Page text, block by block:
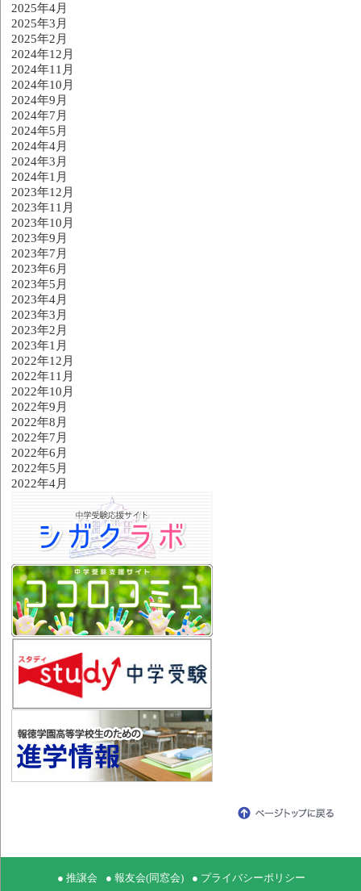
2025年4月
2025年3月
2025年2月
2024年12月
2024年11月
2024年10月
2024年9月
2024年7月
2024年5月
2024年4月
2024年3月
2024年1月
2023年12月
2023年11月
2023年10月
2023年9月
2023年7月
2023年6月
2023年5月
2023年4月
2023年3月
2023年2月
2023年1月
2022年12月
2022年11月
2022年10月
2022年9月
2022年8月
2022年7月
2022年6月
2022年5月
2022年4月
● 推譲会 ● 報友会(同窓会) ● プライバシーポリシー